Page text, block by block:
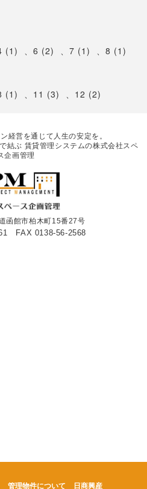
(1) 、6 (2) 、 7 (1) 、 8 (1)
(1) 、 11 (3) 、 12 (2)
経営を通じて人生の安定を。
結ぶ 賃貸管理システムの株式会社スペ
企画管理
函館市柏木町15番27号
FAX 0138-56-2568
管理物件について 日商興産